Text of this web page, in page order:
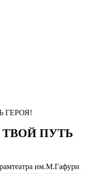
ГЕРОЯ!
ПУТЬ
им.М.Гафури